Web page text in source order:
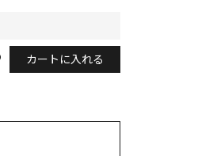
カートに入れる